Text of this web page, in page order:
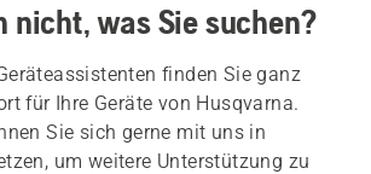
nicht, was Sie suchen?
finden Sie ganz
für Ihre Geräte von Husqvarna.
Sie sich gerne mit uns in
um weitere Unterstützung zu